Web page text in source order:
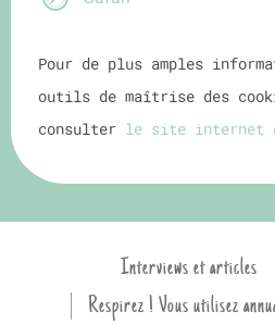
Pour de plus amples
outils de maîtrise des
consulter le site internet
Interviews et articles
Respirez ! Vous utilisez